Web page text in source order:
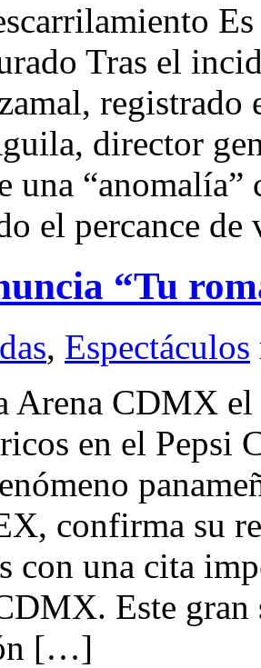
Tras el
registrado
director
una
el percance
“Tu
, Espectáculos
Arena CDMX
en el Pepsi
confirma su
con una cita
Este gran
[…]